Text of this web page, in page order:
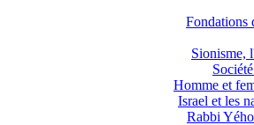
Fondations
Sionisme,
Homme et
Israel et les
Rabbi